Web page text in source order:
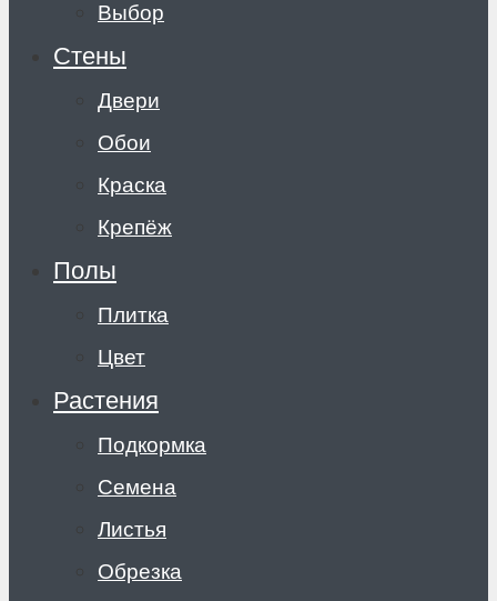
Выбор
Стены
Двери
Обои
Краска
Крепёж
Полы
Плитка
Цвет
Растения
Подкормка
Семена
Листья
Обрезка